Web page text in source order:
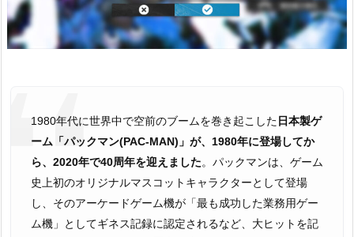
1980年代に世界中で空前のブームを巻き起こした 日本製ゲ
ーム「パックマン(PAC-MAN)」が、1980年に登場してか
ら、2020年で40周年を迎えました。パックマンは、ゲーム
史上初のオリジナルマスコットキャラクターとして登場
し、そのアーケードゲーム機が「最も成功した業務用ゲー
ム機」としてギネス記録に認定されるなど、大ヒットを記